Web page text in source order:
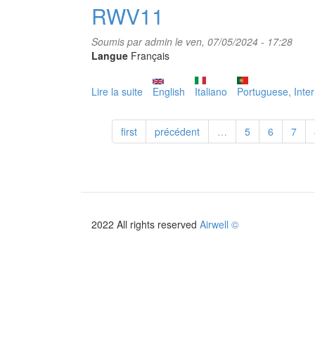
RWV11
Soumis paradmin le ven, 07/05/2024 - 17:28
Langue Français
Lire la suite deEnglish Italiano Portuguese,
first précédent … 5 6 7
2022 All rights reserved Airwell ©